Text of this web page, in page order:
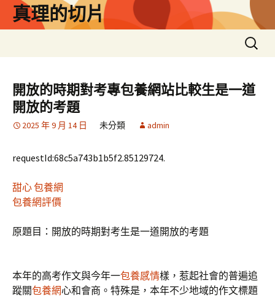
真理的切片
搜
尋
鍵
字:
開放的時期對考專包養網站比較生是一道
開放的考題
2025 年 9 月 14 日 未分類 admin
requestId:68c5a743b1b5f2.85129724.
甜心包養網
包養網評價
原題目：開放的時期對考生是一道開放的考題
本年的高考作文與今年一包養感情樣，惹起社會的普遍追
蹤關包養網心和會商。特殊是，本年不少地域的作文標題